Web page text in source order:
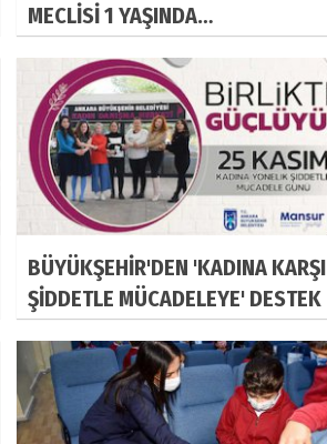
MECLİSİ 1 YAŞINDA…
BÜYÜKŞEHİR'DEN 'KADINA KARŞI
ŞİDDETLE MÜCADELEYE' DESTEK